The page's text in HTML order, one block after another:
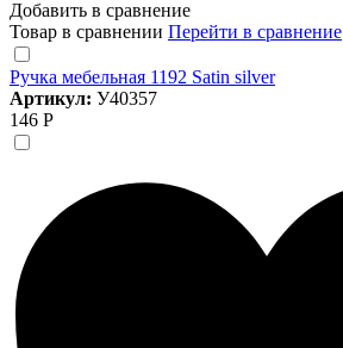
Добавить в сравнение
Товар в сравнении Перейти в сравнение
Ручка мебельная 1192 Satin silver
Артикул: У40357
146 Р